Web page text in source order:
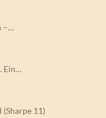
–…
Ein…
11)